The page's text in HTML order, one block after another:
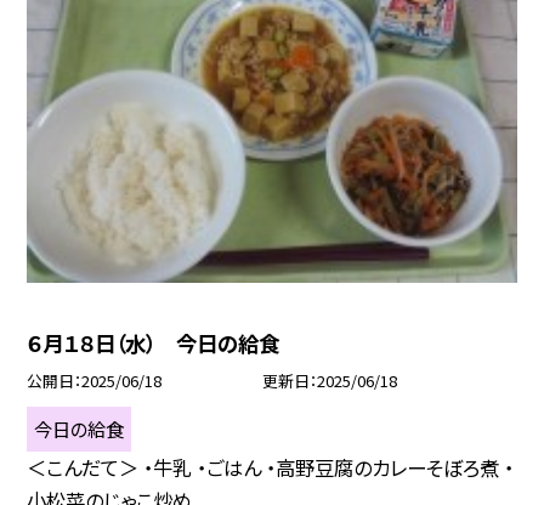
６月１８日（水） 今日の給食
公開日 2025/06/18 更新日 2025/06/18
今日の給食
＜こんだて＞ ・牛乳 ・ごはん ・高野豆腐のカレーそぼろ煮 ・